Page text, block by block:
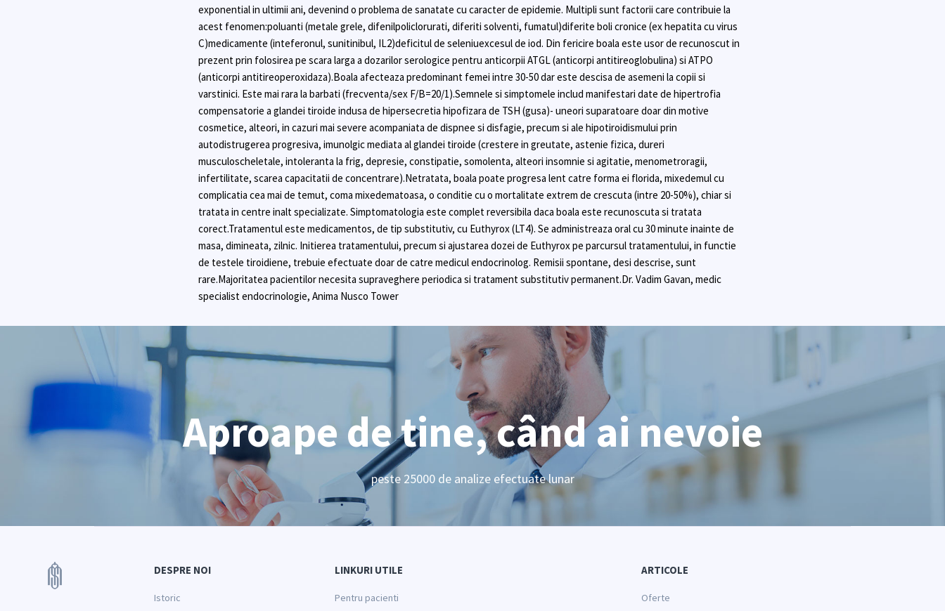
exponential in ultimii ani, devenind o problema de sanatate cu caracter de epidemie. Multipli sunt factorii care contribuie la
acest fenomen:poluanti (metale grele, difenilpoliclorurati, diferiti solventi, fumatul)diferite boli cronice (ex hepatita cu virus
C)medicamente (inteferonul, sunitinibul, IL2)deficitul de seleniuexcesul de iod. Din fericire boala este usor de recunoscut in
prezent prin folosirea pe scara larga a dozarilor serologice pentru anticorpii ATGL (anticorpi antitireoglobulina) si ATPO
(anticorpi antitireoperoxidaza).Boala afecteaza predominant femei intre 30-50 dar este descisa de asemeni la copii si
varstinici. Este mai rara la barbati (frecventa/sex F/B=20/1).Semnele si simptomele includ manifestari date de hipertrofia
compensatorie a glandei tiroide indusa de hipersecretia hipofizara de TSH (gusa)- uneori suparatoare doar din motive
cosmetice, alteori, in cazuri mai severe acompaniata de dispnee si disfagie, precum si ale hipotiroidismului prin
autodistrugerea progresiva, imunolgic mediata al glandei tiroide (crestere in greutate, astenie fizica, dureri
musculoscheletale, intoleranta la frig, depresie, constipatie, somolenta, alteori insomnie si agitatie, menometroragii,
infertilitate, scarea capacitatii de concentrare).Netratata, boala poate progresa lent catre forma ei florida, mixedemul cu
complicatia cea mai de temut, coma mixedematoasa, o conditie cu o mortalitate extrem de crescuta (intre 20-50%), chiar si
tratata in centre inalt specializate. Simptomatologia este complet reversibila daca boala este recunoscuta si tratata
corect.Tratamentul este medicamentos, de tip substitutiv, cu Euthyrox (LT4). Se administreaza oral cu 30 minute inainte de
masa, dimineata, zilnic. Initierea tratamentului, precum si ajustarea dozei de Euthyrox pe parcursul tratamentului, in functie
de testele tiroidiene, trebuie efectuate doar de catre medicul endocrinolog. Remisii spontane, desi descrise, sunt
rare.Majoritatea pacientilor necesita supraveghere periodica si tratament substitutiv permanent.Dr. Vadim Gavan, medic
specialist endocrinologie, Anima Nusco Tower
Aproape de tine, când ai nevoie
peste 25000 de analize efectuate lunar
DESPRE NOI
Istoric
LINKURI UTILE
Pentru pacienti
ARTICOLE
Oferte